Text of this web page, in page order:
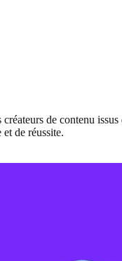
créateurs de contenu
de réussite.